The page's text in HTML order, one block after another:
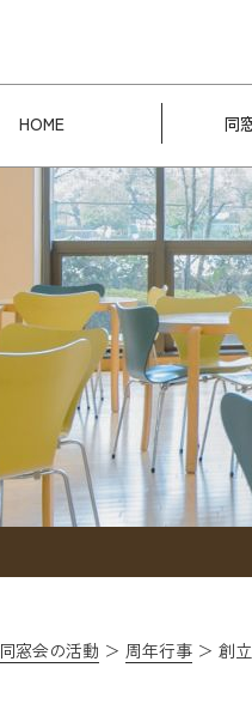
HOME 同
同窓会の活動 周年行事 創